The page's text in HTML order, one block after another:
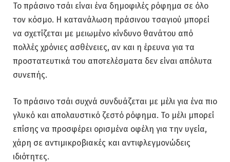
Το πράσινο τσάι είναι ένα δημοφιλές ρόφημα σε όλο
τον κόσμο. Η κατανάλωση πράσινου τσαγιού μπορεί
να σχετίζεται με μειωμένο κίνδυνο θανάτου από
πολλές χρόνιες ασθένειες, αν και η έρευνα για τα
προστατευτικά του αποτελέσματα δεν είναι απόλυτα
συνεπής.
Το πράσινο τσάι συχνά συνδυάζεται με μέλι για ένα πιο
γλυκό και απολαυστικό ζεστό ρόφημα. Το μέλι μπορεί
επίσης να προσφέρει ορισμένα οφέλη για την υγεία,
χάρη σε αντιμικροβιακές και αντιφλεγμονώδεις
ιδιότητες.